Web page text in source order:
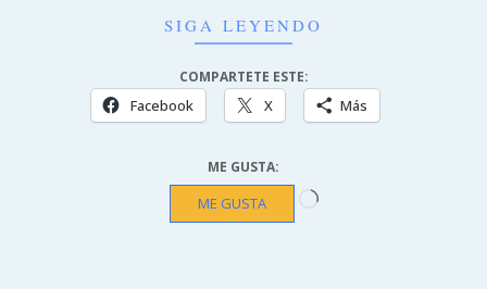
SIGA LEYENDO
COMPARTETE ESTE:
Facebook X Más
ME GUSTA:
ME GUSTA Cargando...